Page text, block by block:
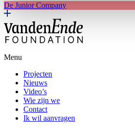
De Junior Company
Menu
Projecten
Nieuws
Video’s
Wie zijn we
Contact
Ik wil aanvragen